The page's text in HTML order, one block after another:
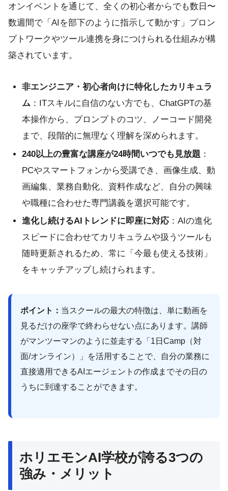
オンイベントを通じて、全くの初心者からでも数日〜
数週間で「AIを部下のように指示して動かす」プロン
プトワークやツール連携を身につけられる仕組みが構
築されています。
非エンジニア・初心者向けに特化したカリキュラ
ム ：ITスキルに自信のない方でも、ChatGPTの基
本操作から、プロンプトのコツ、ノーコード開発
まで、段階的に無理なく理解を深められます。
240以上の豊富な講座が24時間いつでも見放題 ：
PCやスマートフォンから受講でき、画像生成、動
画編集、業務自動化、資料作成など、自分の興味
や職種に合わせた専門講義を選択可能です。
進化し続けるAIトレンドに即座に対応 ：AIの進化
スピードに合わせてカリキュラムや扱うツールも
随時更新されるため、常に「今最も使える技術」
をキャッチアップし続けられます。
ポイント： 当スクールの最大の特徴は、単に動画を
見るだけの座学で終わらせない点にあります。講師
がマンツーマンのように並走する「1日Camp（対
面/オンライン）」を活用することで、自分の業務に
直接適用できるAIエージェントの作成までその日の
うちに到達することができます。
ホリエモンAI学校が誇る3つの
強み・メリット